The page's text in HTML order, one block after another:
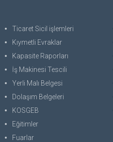
Ticaret Sicil işlemleri
Kıymetli Evraklar
Kapasite Raporları
İş Makinesi Tescili
Yerli Malı Belgesi
Dolaşım Belgeleri
KOSGEB
Eğitimler
Fuarlar